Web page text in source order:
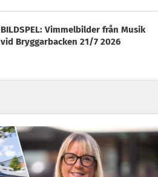
BILDSPEL: Vimmelbilder från Musik
vid Bryggarbacken 21/7 2026